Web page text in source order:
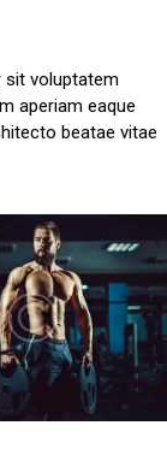
sit voluptatem
aperiam eaque
beatae vitae